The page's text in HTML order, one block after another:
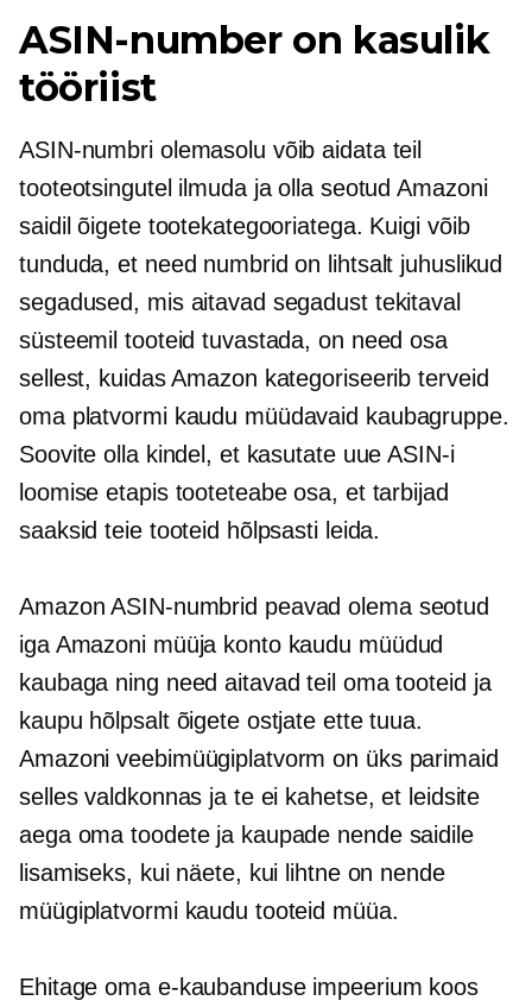
ASIN-number on kasulik
tööriist
ASIN-numbri olemasolu võib aidata teil
tooteotsingutel ilmuda ja olla seotud Amazoni
saidil õigete tootekategooriatega. Kuigi võib
tunduda, et need numbrid on lihtsalt juhuslikud
segadused, mis aitavad segadust tekitaval
süsteemil tooteid tuvastada, on need osa
sellest, kuidas Amazon kategoriseerib terveid
oma platvormi kaudu müüdavaid kaubagruppe.
Soovite olla kindel, et kasutate uue ASIN-i
loomise etapis tooteteabe osa, et tarbijad
saaksid teie tooteid hõlpsasti leida.
Amazon ASIN-numbrid peavad olema seotud
iga Amazoni müüja konto kaudu müüdud
kaubaga ning need aitavad teil oma tooteid ja
kaupu hõlpsalt õigete ostjate ette tuua.
Amazoni veebimüügiplatvorm on üks parimaid
selles valdkonnas ja te ei kahetse, et leidsite
aega oma toodete ja kaupade nende saidile
lisamiseks, kui näete, kui lihtne on nende
müügiplatvormi kaudu tooteid müüa.
Ehitage oma e-kaubanduse impeerium koos